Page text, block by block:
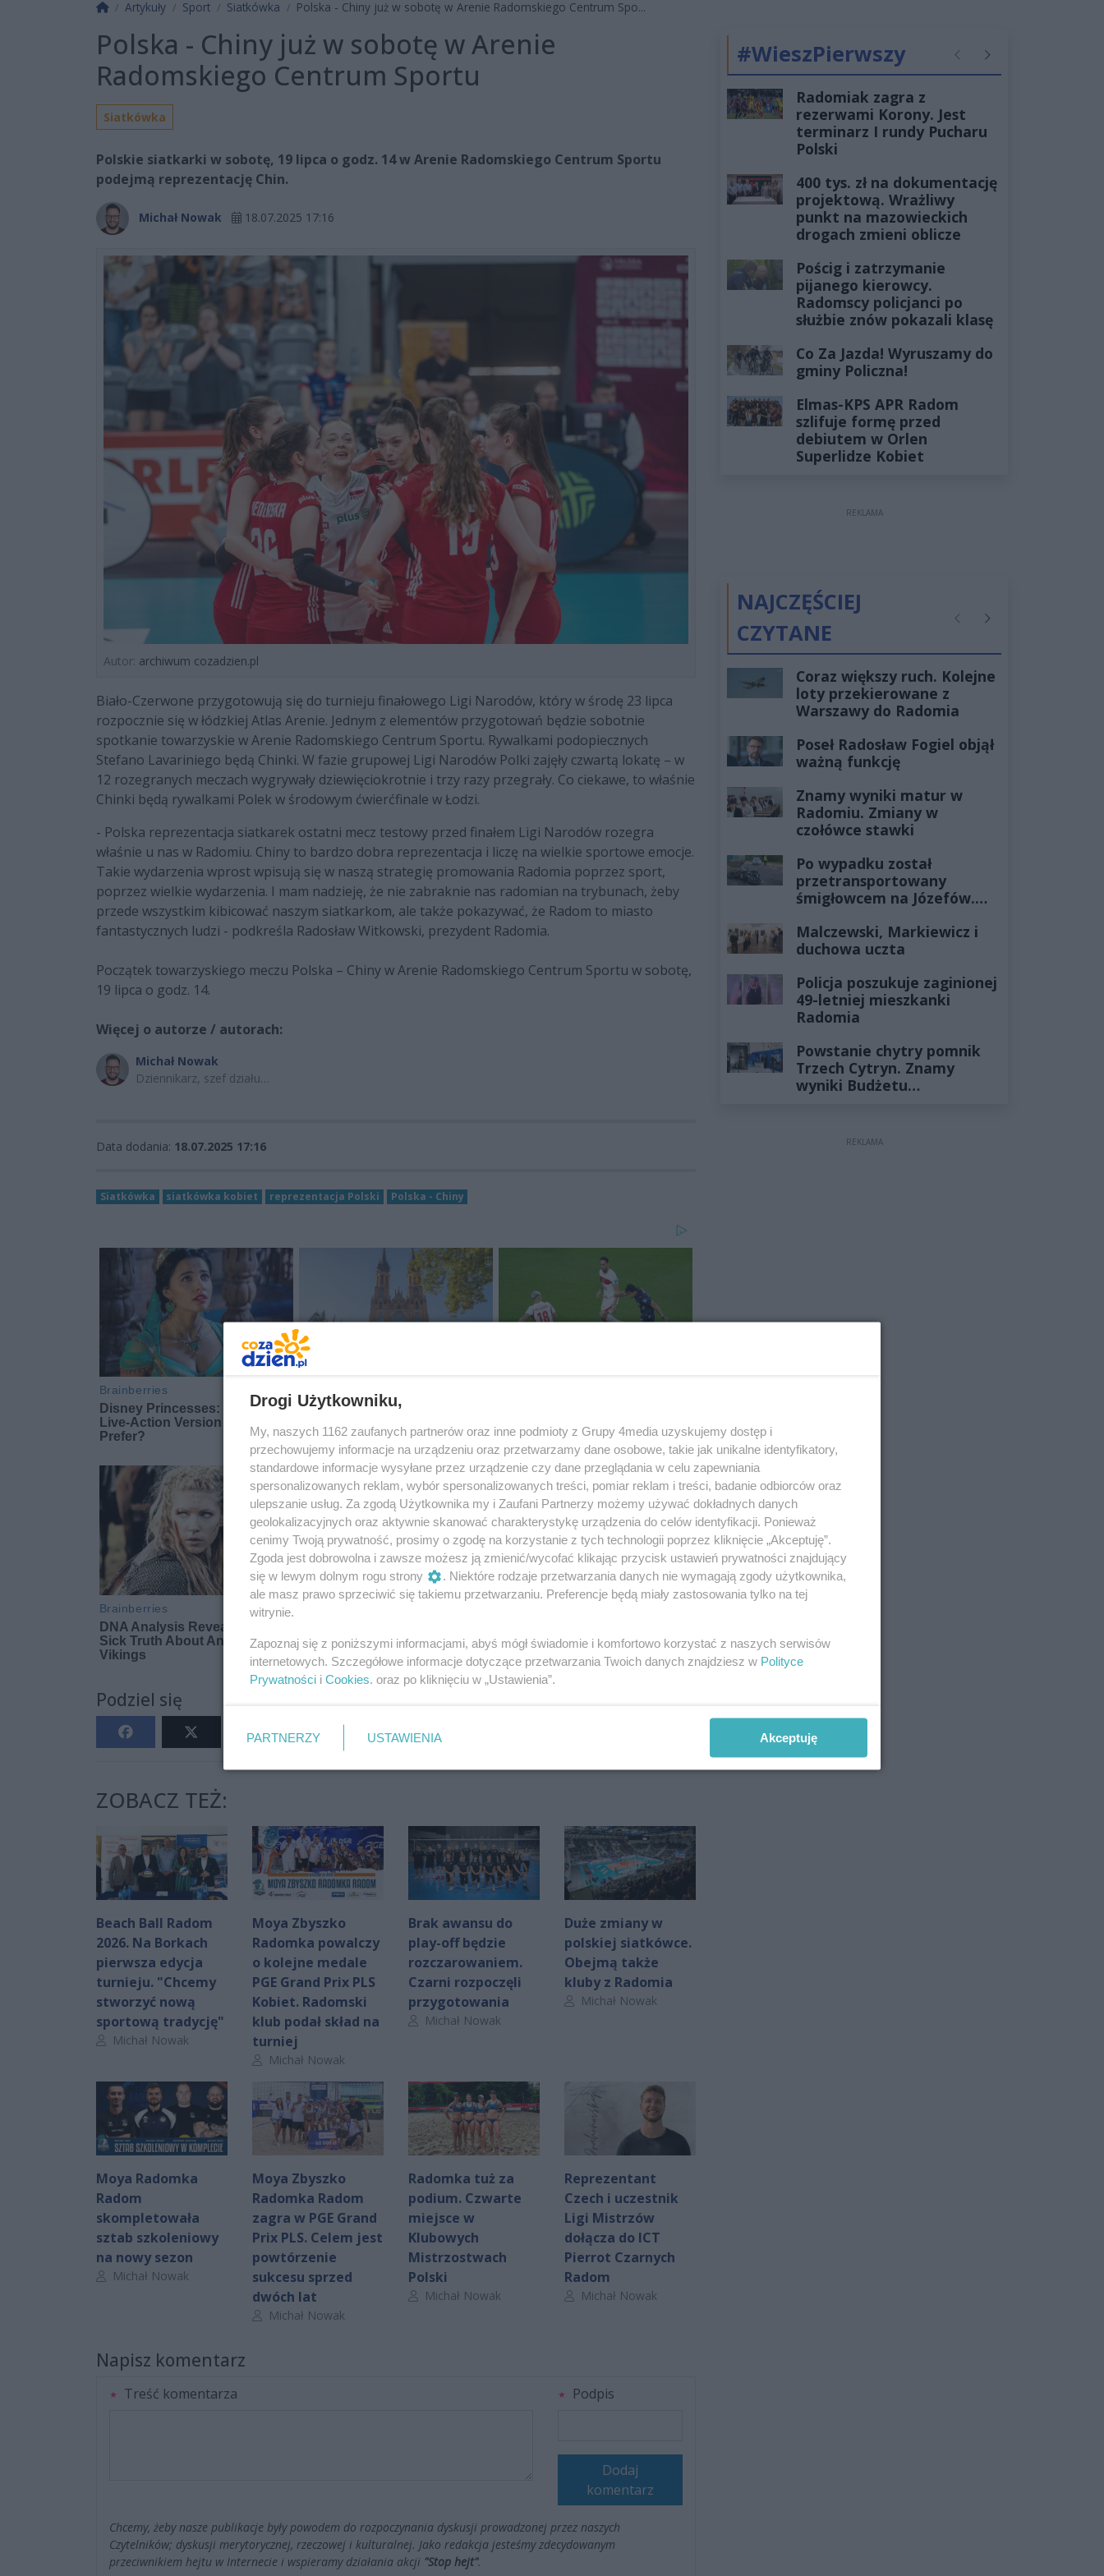
Strona główna
Artykuły Sport Siatkówka Polska - Chiny już w sobotę w Arenie Radomskiego Centrum Spo...
Polska - Chiny już w sobotę w Arenie
Radomskiego Centrum Sportu
Siatkówka
Polskie siatkarki w sobotę, 19 lipca o godz. 14 w Arenie Radomskiego Centrum Sportu
podejmą reprezentację Chin.
Michał Nowak 18.07.2025 17:16
Autor: archiwum cozadzien.pl
Biało-Czerwone przygotowują się do turnieju finałowego Ligi Narodów, który w środę 23 lipca
rozpocznie się w łódzkiej Atlas Arenie. Jednym z elementów przygotowań będzie sobotnie
spotkanie towarzyskie w Arenie Radomskiego Centrum Sportu. Rywalkami podopiecznych
Stefano Lavariniego będą Chinki. W fazie grupowej Ligi Narodów Polki zajęły czwartą lokatę – w
12 rozegranych meczach wygrywały dziewięciokrotnie i trzy razy przegrały. Co ciekawe, to właśnie
Chinki będą rywalkami Polek w środowym ćwierćfinale w Łodzi.
- Polska reprezentacja siatkarek ostatni mecz testowy przed finałem Ligi Narodów rozegra
właśnie u nas w Radomiu. Chiny to bardzo dobra reprezentacja i liczę na wielkie sportowe emocje.
Takie wydarzenia wprost wpisują się w naszą strategię promowania Radomia poprzez sport,
poprzez wielkie wydarzenia. I mam nadzieję, że nie zabraknie nas radomian na trybunach, żeby
przede wszystkim kibicować naszym siatkarkom, ale także pokazywać, że Radom to miasto
fantastycznych ludzi - podkreśla Radosław Witkowski, prezydent Radomia.
Początek towarzyskiego meczu Polska – Chiny w Arenie Radomskiego Centrum Sportu w sobotę,
19 lipca o godz. 14.
Więcej o autorze / autorach:
Michał Nowak
Dziennikarz, szef działu
Data dodania: 18.07.2025 17:16
Siatkówka siatkówka kobiet reprezentacja Polski Polska - Chiny
Podziel się
ZOBACZ TEŻ:
Beach Ball Radom
2026. Na Borkach
pierwsza edycja
turnieju. "Chcemy
stworzyć nową
sportową tradycję"
Autor artykułu:
Michał Nowak
Moya Zbyszko
Radomka powalczy
o kolejne medale
PGE Grand Prix PLS
Kobiet. Radomski
klub podał skład na
turniej
Autor artykułu:
Michał Nowak
Brak awansu do
play-off będzie
rozczarowaniem.
Czarni rozpoczęli
przygotowania
Autor artykułu:
Michał Nowak
Duże zmiany w
polskiej siatkówce.
Obejmą także
kluby z Radomia
Autor artykułu:
Michał Nowak
Moya Radomka
Radom
skompletowała
sztab szkoleniowy
na nowy sezon
Autor artykułu:
Michał Nowak
Moya Zbyszko
Radomka Radom
zagra w PGE Grand
Prix PLS. Celem jest
powtórzenie
sukcesu sprzed
dwóch lat
Autor artykułu:
Michał Nowak
Radomka tuż za
podium. Czwarte
miejsce w
Klubowych
Mistrzostwach
Polski
Autor artykułu:
Michał Nowak
Reprezentant
Czech i uczestnik
Ligi Mistrzów
dołącza do ICT
Pierrot Czarnych
Radom
Autor artykułu:
Michał Nowak
Napisz komentarz
Treść komentarza Podpis
Dodaj
komentarz
Chcemy, żeby nasze publikacje były powodem do rozpoczynania dyskusji prowadzonej przez naszych
Czytelników; dyskusji merytorycznej, rzeczowej i kulturalnej. Jako redakcja jesteśmy zdecydowanym
przeciwnikiem hejtu w Internecie i wspieramy działania akcji "Stop hejt".
#WieszPierwszy PoprzednieNastępne
Radomiak zagra z
rezerwami Korony. Jest
terminarz I rundy Pucharu
Polski
400 tys. zł na dokumentację
projektową. Wrażliwy
punkt na mazowieckich
drogach zmieni oblicze
Pościg i zatrzymanie
pijanego kierowcy.
Radomscy policjanci po
służbie znów pokazali klasę
Co Za Jazda! Wyruszamy do
gminy Policzna!
Elmas-KPS APR Radom
szlifuje formę przed
debiutem w Orlen
Superlidze Kobiet
REKLAMA
NAJCZĘŚCIEJ
CZYTANE
PoprzednieNastępne
Coraz większy ruch. Kolejne
loty przekierowane z
Warszawy do Radomia
Poseł Radosław Fogiel objął
ważną funkcję
Znamy wyniki matur w
Radomiu. Zmiany w
czołówce stawki
Po wypadku został
przetransportowany
śmigłowcem na Józefów.
żyłach
Malczewski, Markiewicz i
duchowa uczta
Policja poszukuje zaginionej
49-letniej mieszkanki
Radomia
Powstanie chytry pomnik
Trzech Cytryn. Znamy
wyniki Budżetu
REKLAMA
Drogi Użytkowniku,
My, naszych 1162 zaufanych partnerów oraz inne podmioty z Grupy 4media uzyskujemy dostęp i
przechowujemy informacje na urządzeniu oraz przetwarzamy dane osobowe, takie jak unikalne identyfikatory,
standardowe informacje wysyłane przez urządzenie czy dane przeglądania w celu zapewniania
spersonalizowanych reklam, wybór spersonalizowanych treści, pomiar reklam i treści, badanie odbiorców oraz
ulepszanie usług. Za zgodą Użytkownika my i Zaufani Partnerzy możemy używać dokładnych danych
geolokalizacyjnych oraz aktywnie skanować charakterystykę urządzenia do celów identyfikacji. Ponieważ
cenimy Twoją prywatność, prosimy o zgodę na korzystanie z tych technologii poprzez kliknięcie „Akceptuję”.
Zgoda jest dobrowolna i zawsze możesz ją zmienić/wycofać klikając przycisk ustawień prywatności znajdujący
się w lewym dolnym rogu strony
. Niektóre rodzaje przetwarzania danych nie wymagają zgody użytkownika,
ale masz prawo sprzeciwić się takiemu przetwarzaniu. Preferencje będą miały zastosowania tylko na tej
witrynie.
Zapoznaj się z poniższymi informacjami, abyś mógł świadomie i komfortowo korzystać z naszych serwisów
internetowych. Szczegółowe informacje dotyczące przetwarzania Twoich danych znajdziesz w Polityce
Prywatności i Cookies. oraz po kliknięciu w „Ustawienia”.
PARTNERZY USTAWIENIA Akceptuję